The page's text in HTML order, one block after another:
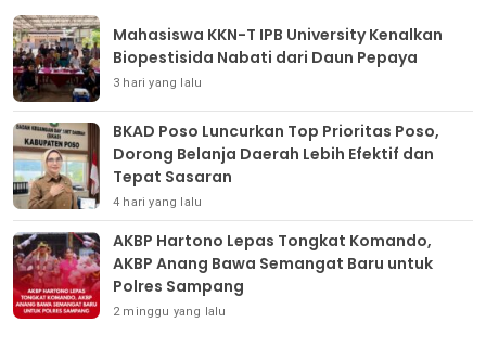
Mahasiswa KKN-T IPB University Kenalkan
Biopestisida Nabati dari Daun Pepaya
3 hari yang lalu
BKAD Poso Luncurkan Top Prioritas Poso,
Dorong Belanja Daerah Lebih Efektif dan
Tepat Sasaran
4 hari yang lalu
AKBP Hartono Lepas Tongkat Komando,
AKBP Anang Bawa Semangat Baru untuk
Polres Sampang
2 minggu yang lalu